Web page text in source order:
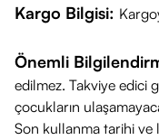
Kargo Bilgisi:
Önemli
edilmez. Takviye edici
çocukların
Son kullanma tarihi ve